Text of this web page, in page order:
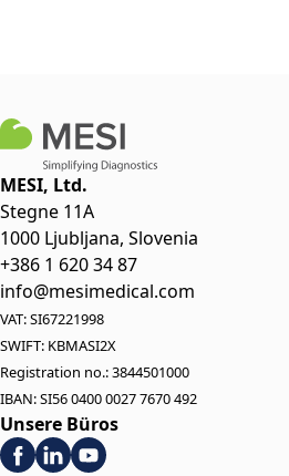
MESI, Ltd.
Stegne 11A
1000 Ljubljana, Slovenia
+386 1 620 34 87
info@mesimedical.com
VAT: SI67221998
SWIFT: KBMASI2X
Registration no.: 3844501000
IBAN: SI56 0400 0027 7670 492
Unsere Büros